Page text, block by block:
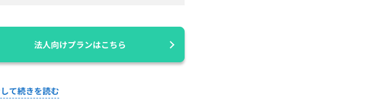
法人向けプランはこちら
て続きを読む